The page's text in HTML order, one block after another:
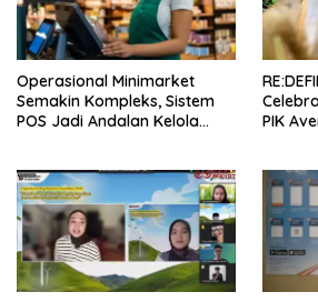
Operasional Minimarket
Semakin Kompleks, Sistem
POS Jadi Andalan Kelola
PIK